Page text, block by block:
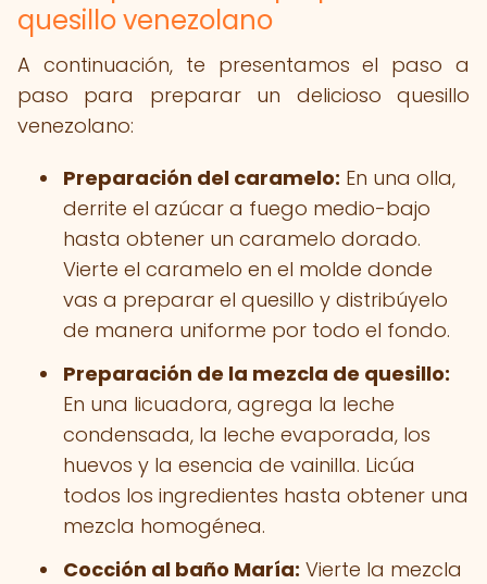
quesillo venezolano
A continuación, te presentamos el paso a
paso para preparar un delicioso quesillo
venezolano:
Preparación del caramelo: En una olla,
derrite el azúcar a fuego medio-bajo
hasta obtener un caramelo dorado.
Vierte el caramelo en el molde donde
vas a preparar el quesillo y distribúyelo
de manera uniforme por todo el fondo.
Preparación de la mezcla de quesillo:
En una licuadora, agrega la leche
condensada, la leche evaporada, los
huevos y la esencia de vainilla. Licúa
todos los ingredientes hasta obtener una
mezcla homogénea.
Cocción al baño María: Vierte la mezcla